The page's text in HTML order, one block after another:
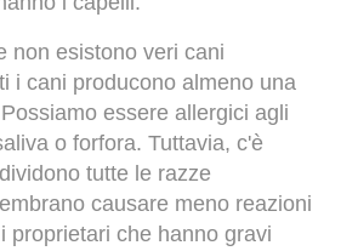
non esistono veri cani
i cani producono almeno una
essere allergici agli
o forfora. Tuttavia, c'è
tutte le razze
causare meno reazioni
proprietari che hanno gravi